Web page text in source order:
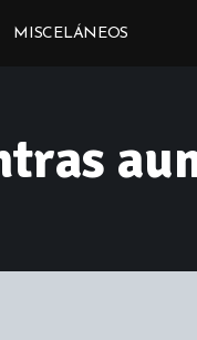
MISCELÁNEOS